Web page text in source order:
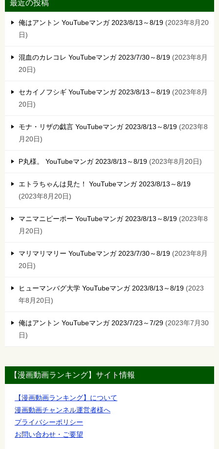
最近の投稿
俺はアントン YouTubeマンガ 2023/8/13～8/19
2023年8月20
日
混血のカレコレ YouTubeマンガ 2023/7/30～8/19
2023年8月
20日
セカイノフシギ YouTubeマンガ 2023/8/13～8/19
2023年8月
20日
モナ・リザの戯言 YouTubeマンガ 2023/8/13～8/19
2023年8
月20日
P丸様。 YouTubeマンガ 2023/8/13～8/19 2023年8月20日
エトラちゃんは見た！ YouTubeマンガ 2023/8/13～8/19
2023年8月20日
マニマニピーポー YouTubeマンガ 2023/8/13～8/19
2023年8
月20日
マリマリマリー YouTubeマンガ 2023/7/30～8/19
2023年8月
20日
ヒューマンバグ大学 YouTubeマンガ 2023/8/13～8/19
2023
年8月20日
俺はアントン YouTubeマンガ 2023/7/23～7/29
2023年7月30
日
【漫画動画ランキング】サイト情報
【漫画動画ランキング】について
漫画動画チャンネル運営者様へ
プライバシーポリシー
お問い合わせ・ご要望